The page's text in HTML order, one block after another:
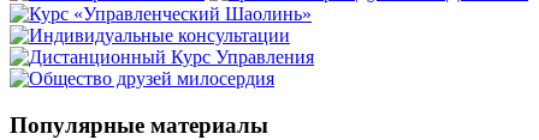
Популярные материалы